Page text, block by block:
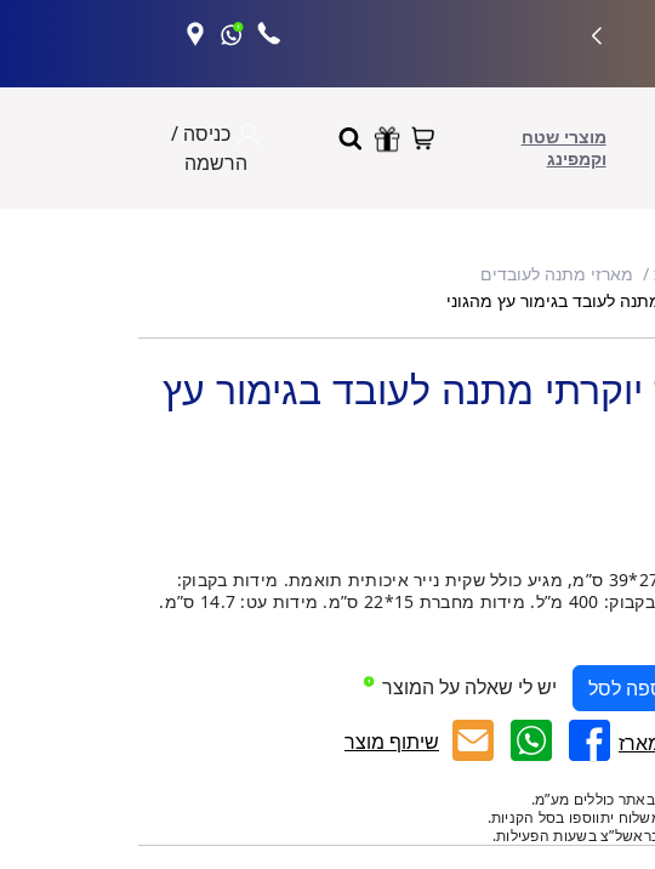
מוצרי שטח
וקמפינג
כניסה /
הרשמה
מארזי מתנה לעובדים
לעובד בגימור עץ מהגוני
מתנה לעובד בגימור עץ
מידות המארז: 36*27*39 ס”מ, מגיע כולל שקית נייר איכותית תואמת. מידות בקבוק:
19*6.5 ס”מ | נפח בקבוק: 400 מ”ל. מידות מחברת 15*22 ס”מ. מידות עט: 14.7 ס”מ.
לסל יש לי שאלה על המוצר
שיתוף מוצר
כוללים מע”מ.
יתווספו בסל הקניות.
בשעות הפעילות.